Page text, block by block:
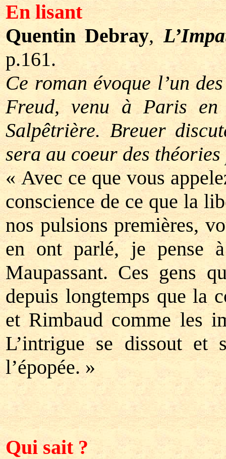
En lisant
Quentin Debray,
p.161.
Ce roman évoque l’un
Freud, venu à Paris
Salpêtrière. Breuer
sera au coeur des
« Avec ce que vous
conscience de ce que la
nos pulsions premières,
en ont parlé, je pense
Maupassant. Ces gens
depuis longtemps que la
et Rimbaud comme les
L’intrigue se dissout et
l’épopée. »
Qui sait ?